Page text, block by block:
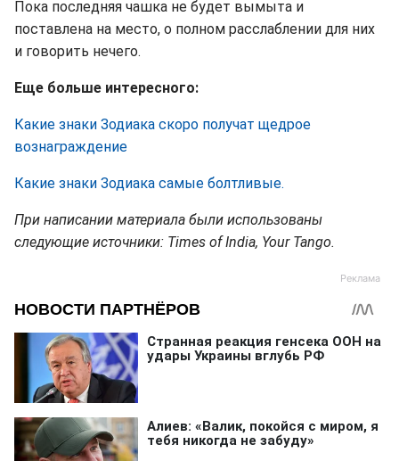
Пока последняя чашка не будет вымыта и
поставлена на место, о полном расслаблении для них
и говорить нечего.
Еще больше интересного:
Какие знаки Зодиака скоро получат щедрое
вознаграждение
Какие знаки Зодиака самые болтливые.
При написании материала были использованы
следующие источники: Times of India, Your Tango.